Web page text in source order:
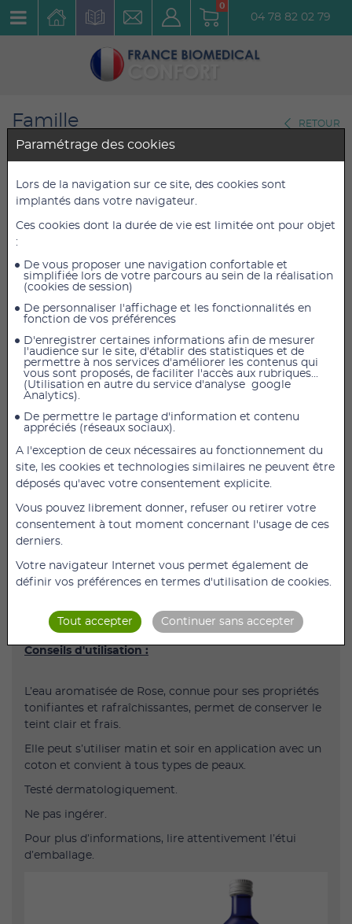
0
04 78 82 02 79
Famille
Dermatologie
RETOUR
Eau aromatisée de Rose
200ml
Réf. : 1637aromrose200ml
4,20 €TTC
3,50 €HT
4,20 € TTC
AJOUTER AU PANIER
L’eau aromatisée de Rose, connue pour ses propriétés
tonifiantes et rafraîchissantes, permet de conserver le
teint clair et frais.
Ce produit est un cosmétique. Ne pas ingérer.
Aqua, Rosa canina fruit extract, Rosa centifolia flower
Methylisothiazolinone, Magnesium nitrate, Magnesium
chloride, Phenoxyethanol, Ethylhexylglycerin, Benzyl
Conseils d'utilisation :
L’eau aromatisée de Rose, connue pour ses propriétés
tonifiantes et rafraîchissantes, permet de conserver le
teint clair et frais.
Elle peut s’utiliser matin et soir en application avec un
coton et convient à tous types de peaux.
Testé dermatologiquement.
Ne pas ingérer.
Pour plus d’informations, lire attentivement l’étui
d’emballage.
Paramétrage des cookies
Lors de la navigation sur ce site, des cookies sont
implantés dans votre navigateur.
Ces cookies dont la durée de vie est limitée ont pour objet
:
De vous proposer une navigation confortable et
simplifiée lors de votre parcours au sein de la réalisation
(cookies de session)
De personnaliser l'affichage et les fonctionnalités en
fonction de vos préférences
D'enregistrer certaines informations afin de mesurer
l'audience sur le site, d'établir des statistiques et de
permettre à nos services d'améliorer les contenus qui
vous sont proposés, de faciliter l'accès aux rubriques...
(Utilisation en autre du service d'analyse google
Analytics).
De permettre le partage d'information et contenu
appréciés (réseaux sociaux).
A l'exception de ceux nécessaires au fonctionnement du
site, les cookies et technologies similaires ne peuvent être
déposés qu'avec votre consentement explicite.
Vous pouvez librement donner, refuser ou retirer votre
consentement à tout moment concernant l'usage de ces
derniers.
Votre navigateur Internet vous permet également de
définir vos préférences en termes d'utilisation de cookies.
Tout accepter Continuer sans accepter